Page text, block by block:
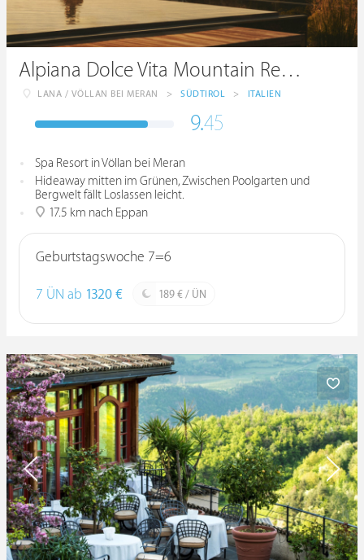
Alpiana Dolce Vita Mountain Resort & Spa
LANA / VÖLLAN BEI MERAN > SÜDTIROL > ITALIEN
9.45
Spa Resort in Völlan bei Meran
Hideaway mitten im Grünen, Zwischen Poolgarten und
Bergwelt fällt Loslassen leicht.
17.5 km nach Eppan
Geburtstagswoche 7=6
7 ÜN ab 1320 € 189 € / ÜN